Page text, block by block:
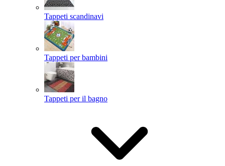
Tappeti scandinavi
Tappeti per bambini
Tappeti per il bagno